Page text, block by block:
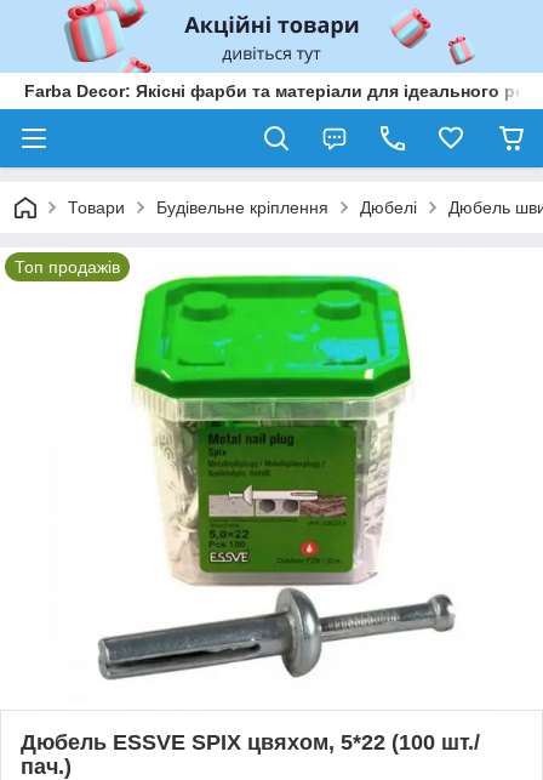
Farba Decor: Якісні фарби та матеріали для ідеального
Товари Будівельне кріплення Дюбелі Дюбель
Топ продажів
Дюбель ESSVE SPIX цвяхом, 5*22 (100 шт./
пач.)